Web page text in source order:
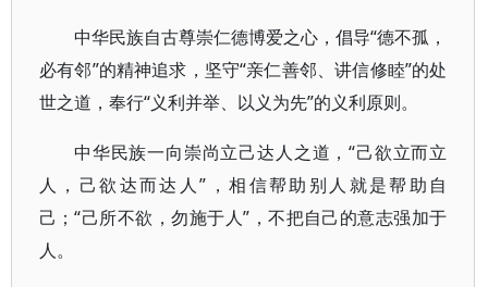
中华民族自古尊崇仁德博爱之心，倡导“德不孤，
必有邻”的精神追求，坚守“亲仁善邻、讲信修睦”的处
世之道，奉行“义利并举、以义为先”的义利原则。
中华民族一向崇尚立己达人之道，“己欲立而立
人，己欲达而达人”，相信帮助别人就是帮助自
己；“己所不欲，勿施于人”，不把自己的意志强加于
人。